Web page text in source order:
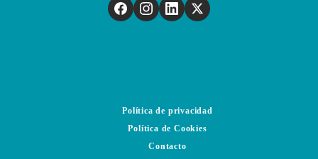
Política de privacidad
Política de Cookies
Contacto